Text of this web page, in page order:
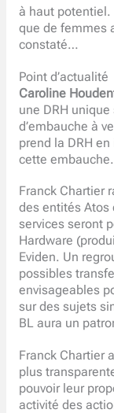
à haut potentiel.
que de femmes
constaté…
Point d’actualité
Caroline
une DRH
d’embauche à
prend la DRH
cette embauche.
Franck Chartier
des entités Atos
services seront
Hardware
Eviden. Un
possibles
envisageables
sur des sujets
BL aura un
Franck Chartier
plus
pouvoir leur
activité des